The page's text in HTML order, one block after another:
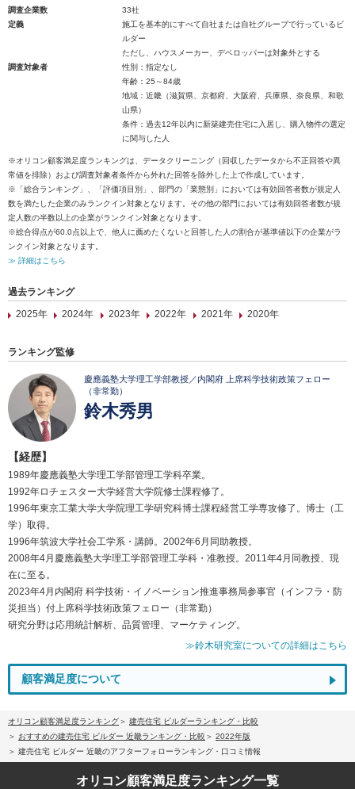
調査企業数
33社
定義
施工を基本的にすべて自社または自社グループで行っているビ
ルダー
ただし、ハウスメーカー、デベロッパーは対象外とする
調査対象者
性別：指定なし
年齢：25～84歳
地域：近畿（滋賀県、京都府、大阪府、兵庫県、奈良県、和歌
山県）
条件：過去12年以内に新築建売住宅に入居し、購入物件の選定
に関与した人
※オリコン顧客満足度ランキングは、データクリーニング（回収したデータから不正回答や異
常値を排除）および調査対象者条件から外れた回答を除外した上で作成しています。
※「総合ランキング」、「評価項目別」、部門の「業態別」においては有効回答者数が規定人
数を満たした企業のみランクイン対象となります。その他の部門においては有効回答者数が規
定人数の半数以上の企業がランクイン対象となります。
※総合得点が60.0点以上で、他人に薦めたくないと回答した人の割合が基準値以下の企業がラ
ンクイン対象となります。
≫ 詳細はこちら
過去ランキング
2025年
2024年 2023年 2022年 2021年 2020年
ランキング監修
慶應義塾大学理工学部教授／内閣府 上席科学技術政策フェロー
（非常勤）
鈴木秀男
【経歴】
1989年慶應義塾大学理工学部管理工学科卒業。
1992年ロチェスター大学経営大学院修士課程修了。
1996年東京工業大学大学院理工学研究科博士課程経営工学専攻修了。博士（工
学）取得。
1996年筑波大学社会工学系・講師。2002年6月同助教授。
2008年4月慶應義塾大学理工学部管理工学科・准教授。2011年4月同教授、現
在に至る。
2023年4月内閣府 科学技術・イノベーション推進事務局参事官（インフラ・防
災担当）付上席科学技術政策フェロー（非常勤）
研究分野は応用統計解析、品質管理、マーケティング。
≫鈴木研究室についての詳細はこちら
顧客満足度について
オリコン顧客満足度ランキング
建売住宅 ビルダーランキング・比較
おすすめの建売住宅 ビルダー 近畿ランキング・比較
2022年版
建売住宅 ビルダー 近畿のアフターフォローランキング・口コミ情報
オリコン顧客満足度ランキング一覧